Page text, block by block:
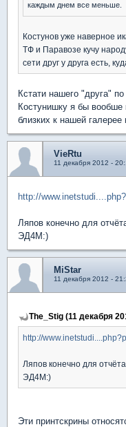
каждым днем все меньше.
Костунов уже наверное
ТФ и Паравозе кучу
сети друг у друга есть,
Кстати нашего "друга"
Костунишку я бы вообше
близких к нашей галерее
VieRtu
11 декабря 2012 -
http://
Ляпов конечно для
ЭД4М:)
MiStar
11 декабря 2012 -
The_Stig (11 декабря
http://
Ляпов конечно для
ЭД4М:)
Эти принтскрины